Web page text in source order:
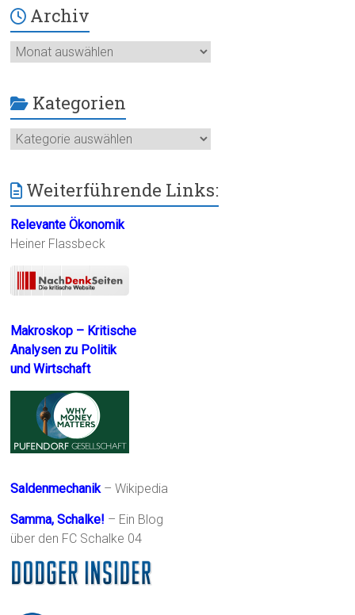
Archiv
Archiv
Kategorien
Kategorien
Weiterführende Links:
Relevante Ökonomik
Heiner Flassbeck
Makroskop – Kritische
Analysen zu Politik
und Wirtschaft
Saldenmechanik– Wikipedia
Samma, Schalke! – Ein Blog
über den FC Schalke 04